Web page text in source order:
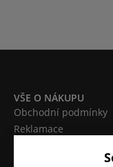
VŠE O NÁKUPU
Obchodní podmínky
Reklamace